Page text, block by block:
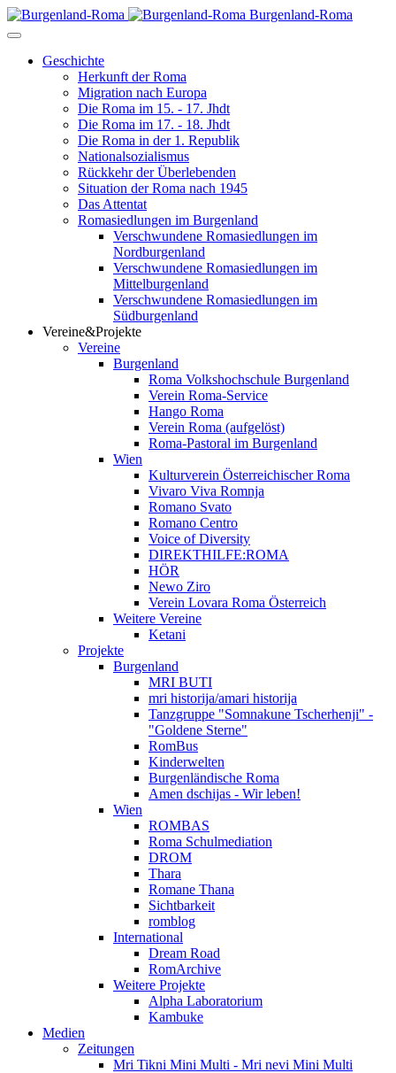
Burgenland-Roma
Geschichte
Herkunft der Roma
Migration nach Europa
Die Roma im 15. - 17. Jhdt
Die Roma im 17. - 18. Jhdt
Die Roma in der 1. Republik
Nationalsozialismus
Rückkehr der Überlebenden
Situation der Roma nach 1945
Das Attentat
Romasiedlungen im Burgenland
Verschwundene Romasiedlungen im
Nordburgenland
Verschwundene Romasiedlungen im
Mittelburgenland
Verschwundene Romasiedlungen im
Südburgenland
Vereine&Projekte
Vereine
Burgenland
Roma Volkshochschule Burgenland
Verein Roma-Service
Hango Roma
Verein Roma (aufgelöst)
Roma-Pastoral im Burgenland
Wien
Kulturverein Österreichischer Roma
Vivaro Viva Romnja
Romano Svato
Romano Centro
Voice of Diversity
DIREKTHILFE:ROMA
HÖR
Newo Ziro
Verein Lovara Roma Österreich
Weitere Vereine
Ketani
Projekte
Burgenland
MRI BUTI
mri historija/amari historija
Tanzgruppe "Somnakune Tscherhenji" -
"Goldene Sterne"
RomBus
Kinderwelten
Burgenländische Roma
Amen dschijas - Wir leben!
Wien
ROMBAS
Roma Schulmediation
DROM
Thara
Romane Thana
Sichtbarkeit
romblog
International
Dream Road
RomArchive
Weitere Projekte
Alpha Laboratorium
Kambuke
Medien
Zeitungen
Mri Tikni Mini Multi - Mri nevi Mini Multi